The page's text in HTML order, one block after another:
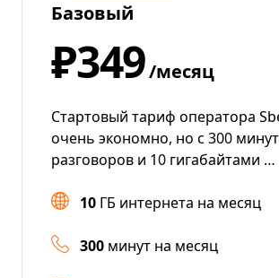
Базовый
₽349/месяц
Стартовый тариф оператора
очень экономно, но с 300
разговоров и 10 гигабайтами …
10 ГБ интернета на месяц
300 минут на месяц